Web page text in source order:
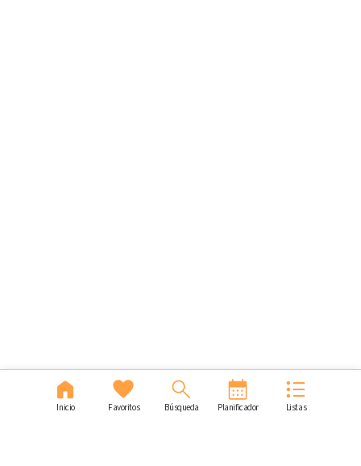
Inicio Favoritos Búsqueda Planificador Listas